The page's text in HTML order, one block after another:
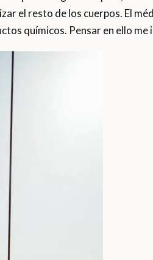
el resto de los cuerpos. El
químicos. Pensar en ello me